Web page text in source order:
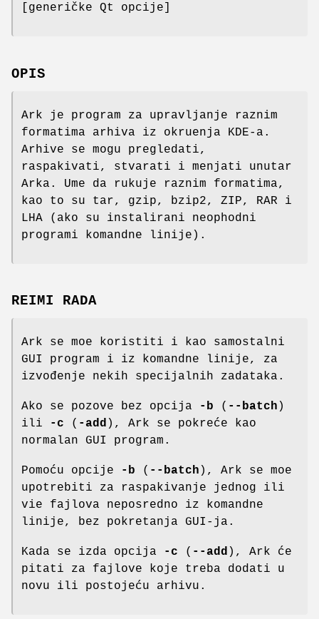
[generičke Qt opcije]
OPIS
Ark je program za upravljanje raznim
formatima arhiva iz okruenja KDE-a.
Arhive se mogu pregledati,
raspakivati, stvarati i menjati unutar
Arka. Ume da rukuje raznim formatima,
kao to su tar, gzip, bzip2, ZIP, RAR i
LHA (ako su instalirani neophodni
programi komandne linije).
REIMI RADA
Ark se moe koristiti i kao samostalni
GUI program i iz komandne linije, za
izvođenje nekih specijalnih zadataka.
Ako se pozove bez opcija -b ( --batch )
ili
-c ( -add ), Ark se pokreće kao
normalan GUI program.
Pomoću opcije -b ( --batch ), Ark se moe
upotrebiti za raspakivanje jednog ili
vie fajlova neposredno iz komandne
linije, bez pokretanja GUI-ja.
Kada se izda opcija -c ( --add ), Ark će
pitati za fajlove koje treba dodati u
novu ili postojeću arhivu.